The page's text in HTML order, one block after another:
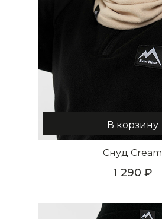
В корзину
Снуд Cream
1 290